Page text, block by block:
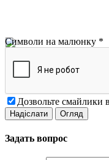
Символи на малюнку *
Дозвольте смайлики
Задать вопрос